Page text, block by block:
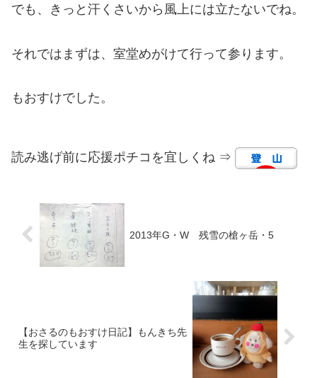
でも、きっと汗くさいから風上には立たないでね。
それではまずは、室堂めがけて行って参ります。
もおすけでした。
読み逃げ前に応援ポチコを宜しくね ⇒
2013年G・W 残雪の槍ヶ岳・5
【おさるのもおすけ日記】もんきち先
生を探しています